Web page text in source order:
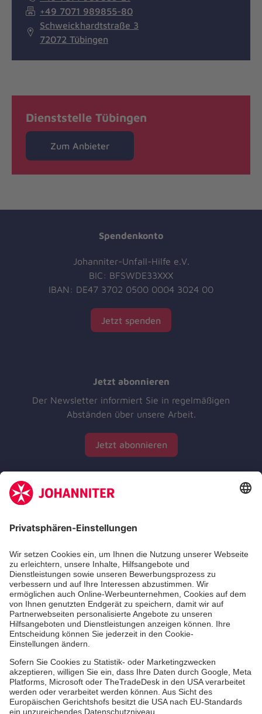
+49 7071 989855-80
Schweickhardtstraße 3
72072 Tübingen
Dienststelle Tübingen
Zum Anbieter
Spendenkonto
Johanniter-Unfall-Hilfe e.V.
BIC: BFSWDE33XXX
IBAN: DE47 3702 0500 0004 3024 00
Jetzt spenden
Jetzt abonnieren
Der Newsletter informiert Sie in regelmäßigen
Abständen über unsere Arbeit.
Jetzt abonnieren
Zertifizierung der Johanniter-Unfall-Hilfe e.V.
Aus- & Fortbildungen
Erste-Hilfe-Kurse
Jobs & Ehrenamt
Freiwilligendienst
Spendenprojekte